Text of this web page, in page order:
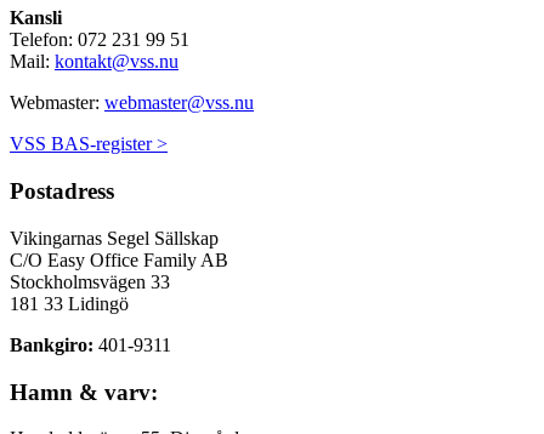
Kansli
Telefon: 072 231 99 51
Mail: kontakt@vss.nu
Webmaster: webmaster@vss.nu
VSS BAS-register >
Postadress
Vikingarnas Segel Sällskap
C/O Easy Office Family AB
Stockholmsvägen 33
181 33 Lidingö
Bankgiro: 401-9311
Hamn & varv: